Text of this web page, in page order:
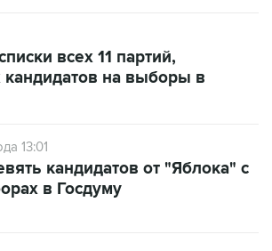
всех 11 партий,
на выборы в
13:01
кандидатов от "Яблока" с
в Госдуму